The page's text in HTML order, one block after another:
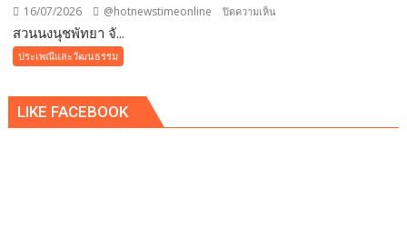
สมเด็จ
16/07/2026 @hotnewstimeonline ปิดความเห็น
หล่อ
สวนนงนุชพัทยา จั...
ประเพณีและวัฒนธรรม
LIKE FACEBOOK